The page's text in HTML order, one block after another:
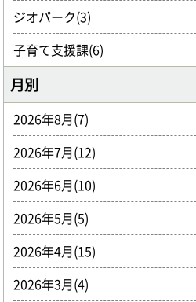
ジオパーク(3)
子育て支援課(6)
月別
2026年8月(7)
2026年7月(12)
2026年6月(10)
2026年5月(5)
2026年4月(15)
2026年3月(4)